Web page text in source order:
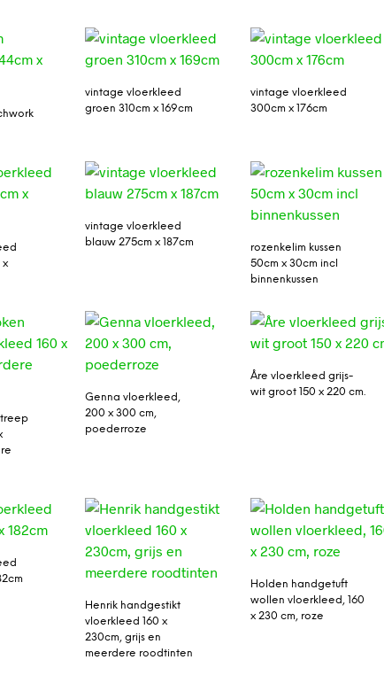
vintage vloerkleed
groen 310cm x 169cm
vintage vloerkleed
300cm x 176cm
x
vintage vloerkleed
blauw 275cm x 187cm
rozenkelim kussen
50cm x 30cm incl
binnenkussen
Genna vloerkleed,
200 x 300 cm,
poederroze
Åre vloerkleed grijs-
wit groot 150 x 220 cm.
Henrik handgestikt
vloerkleed 160 x
230cm, grijs en
meerdere roodtinten
Holden handgetuft
wollen vloerkleed, 160
x 230 cm, roze